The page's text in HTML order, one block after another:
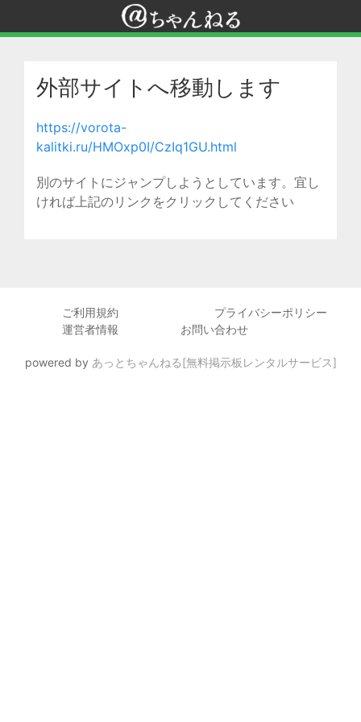
外部サイトへ移動します
https://vorota-
kalitki.ru/HMOxp0I/CzIq1GU.html
別のサイトにジャンプしようとしています。宜し
ければ上記のリンクをクリックしてください
ご利用規約
プライバシーポリシー
運営者情報
お問い合わせ
powered by あっとちゃんねる[無料掲示板レンタルサービス]